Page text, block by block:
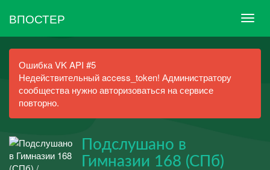
ВПОСТЕР
Ошибка VK API #5
Недействительный access_token! Администратору
сообщества нужно авторизоваться на сервисе
повторно.
Подслушано в
Гимназии 168 (СПб)